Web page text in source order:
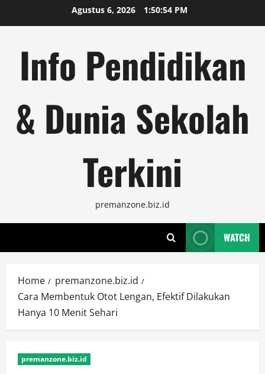
to
Agustus 6, 2026 1:50:54 PM
Info Pendidikan
& Dunia Sekolah
Terkini
premanzone.biz.id
WATCH
Home
premanzone.biz.id
Cara Membentuk Otot Lengan, Efektif Dilakukan
Hanya 10 Menit Sehari
premanzone.biz.id